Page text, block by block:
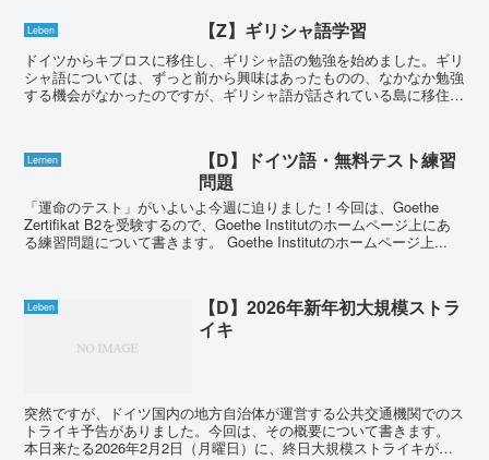
Leben 【Z】ギリシャ語学習
ドイツからキプロスに移住し、ギリシャ語の勉強を始めました。ギリ
シャ語については、ずっと前から興味はあったものの、なかなか勉強
する機会がなかったのですが、ギリシャ語が話されている島に移住し
Lernen
【D】ドイツ語・無料テスト練習
問題
「運命のテスト」がいよいよ今週に迫りました！今回は、Goethe
Zertifikat B2を受験するので、Goethe Institutのホームページ上にあ
る練習問題について書きます。 Goethe Institutのホームページ上...
Leben
【D】2026年新年初大規模ストラ
イキ
突然ですが、ドイツ国内の地方自治体が運営する公共交通機関でのス
トライキ予告がありました。今回は、その概要について書きます。
本日来たる2026年2月2日（月曜日）に、終日大規模ストライキが行